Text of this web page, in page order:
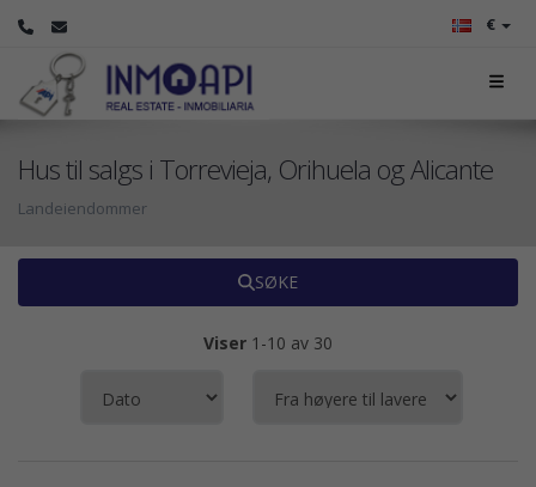
€
Hus til salgs i Torrevieja, Orihuela og Alicante
Landeiendommer
SØKE
Viser 1-10 av 30